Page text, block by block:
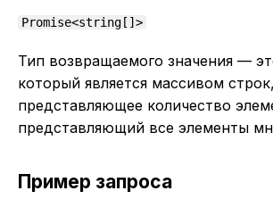
Promise<string[]>
Тип возвращаемого значения —
который является массивом строк,
представляющее количество
представляющий все элементы
Пример запроса